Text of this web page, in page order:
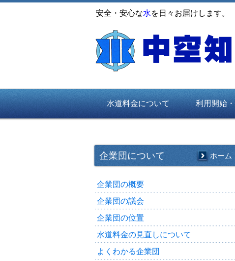
安全・安心な水を日々お届けします。
水道料金について 利用開始
企業団について ホーム
企業団の概要
企業団の議会
企業団の位置
水道料金の見直しについて
よくわかる企業団